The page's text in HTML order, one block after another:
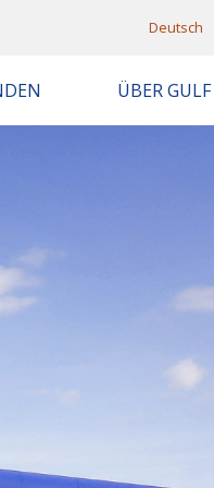
Deutsch
ÜBER GULF